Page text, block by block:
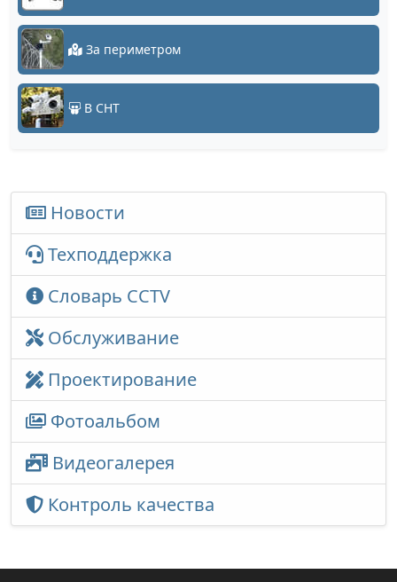
За периметром
В СНТ
Новости
Техподдержка
Словарь CCTV
Обслуживание
Проектирование
Фотоальбом
Видеогалерея
Контроль качества